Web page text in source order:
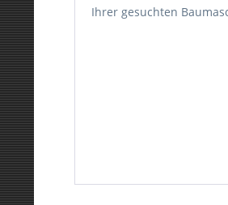
Ihrer gesuchten